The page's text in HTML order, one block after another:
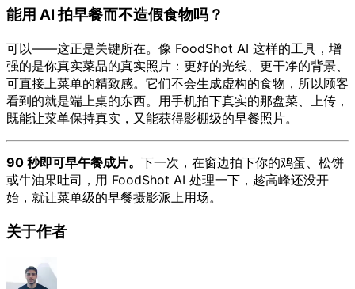
能用 AI 拍早餐而不造假食物吗？
可以——这正是关键所在。像 FoodShot AI 这样的工具，增
强的是你真实菜品的真实照片：更好的光线、更干净的背景、
可直接上菜单的精致感。它们不会生成虚构的食物，所以顾客
看到的就是端上桌的东西。用手机拍下真实的那盘菜、上传，
既能让菜单保持真实，又能获得影棚级的早餐照片。
90 秒即可早午餐成片。 下一次，在窗边拍下你的鸡蛋、松饼
或牛油果吐司，用 FoodShot AI 处理一下，趁高峰还没开
始，就让菜单级的早餐摄影派上用场。
关于作者